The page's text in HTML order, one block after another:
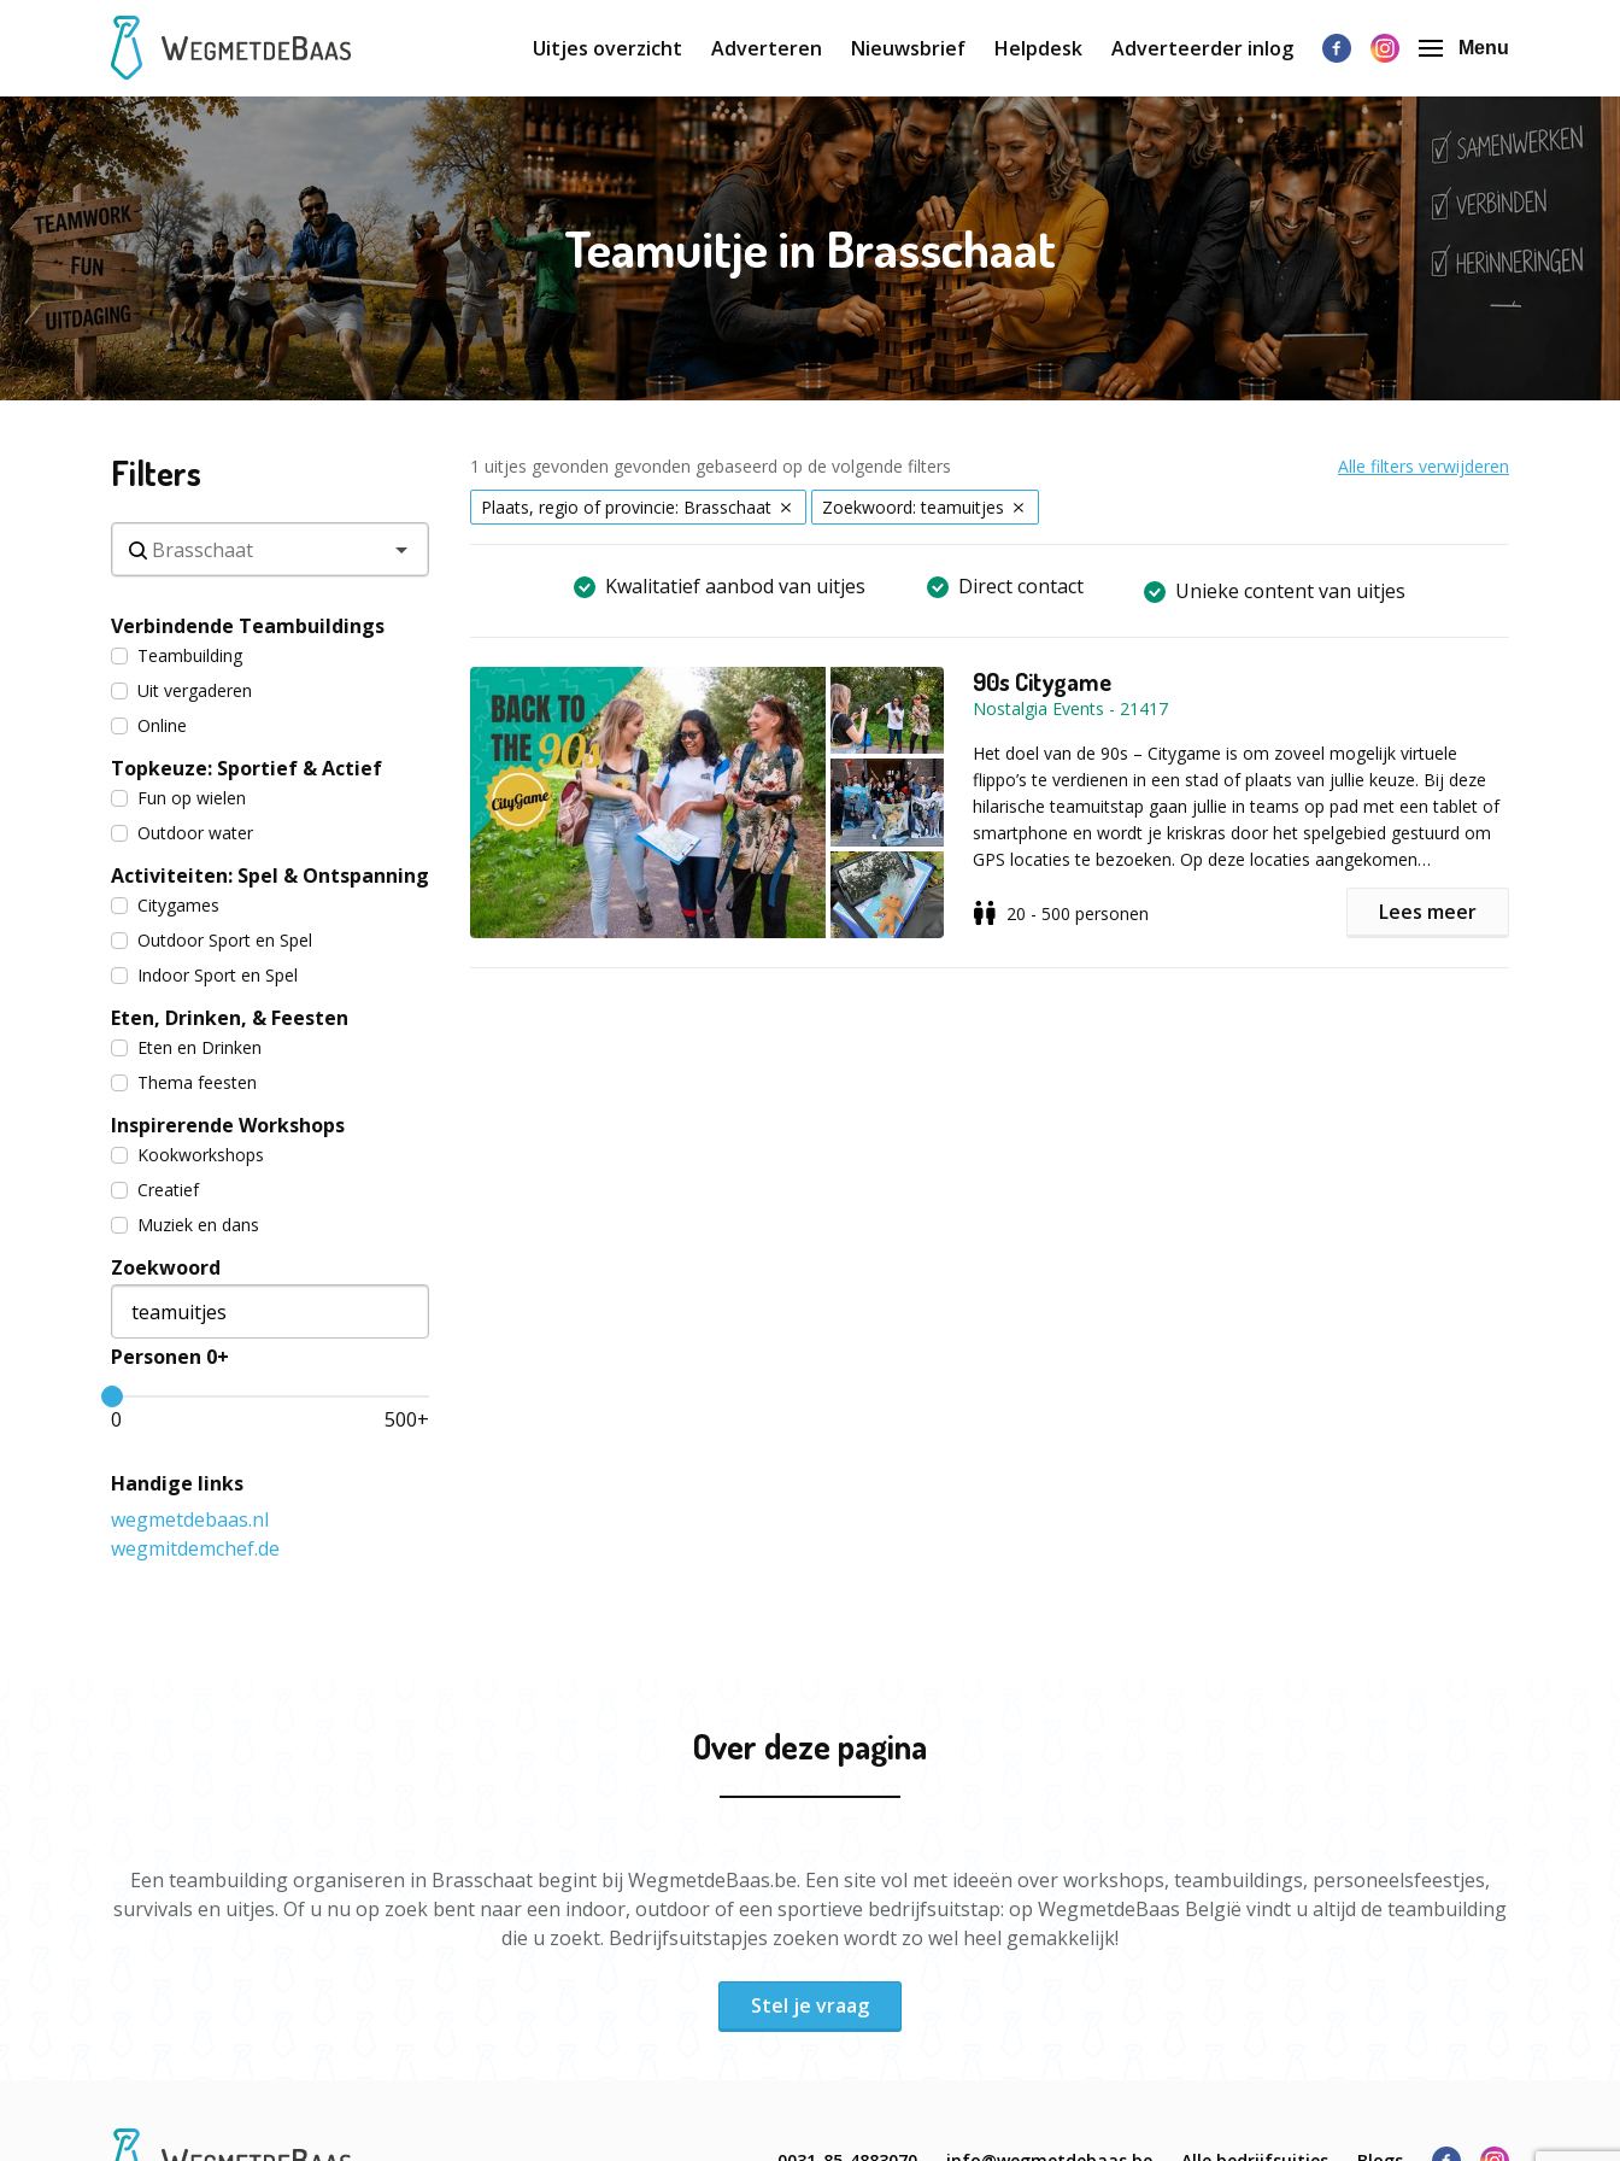
Uitjes overzicht Adverteren Nieuwsbrief Helpdesk Adverteerder inlog Menu
Teamuitje in Brasschaat
Filters
Verbindende Teambuildings
Teambuilding
Uit vergaderen
Online
Topkeuze: Sportief & Actief
Fun op wielen
Outdoor water
Activiteiten: Spel & Ontspanning
Citygames
Outdoor Sport en Spel
Indoor Sport en Spel
Eten, Drinken, & Feesten
Eten en Drinken
Thema feesten
Inspirerende Workshops
Kookworkshops
Creatief
Muziek en dans
Zoekwoord
Personen 0+
0 500+
Handige links
wegmetdebaas.nl
wegmitdemchef.de
1 uitjes gevonden gevonden gebaseerd op de volgende filters
Alle filters verwijderen
Plaats, regio of provincie: Brasschaat
Zoekwoord: teamuitjes
Kwalitatief aanbod van uitjes Direct contact Unieke content van uitjes
90s Citygame
Nostalgia Events - 21417
Het doel van de 90s – Citygame is om zoveel mogelijk virtuele
flippo’s te verdienen in een stad of plaats van jullie keuze. Bij deze
hilarische teamuitstap gaan jullie in teams op pad met een tablet of
smartphone en wordt je kriskras door het spelgebied gestuurd om
GPS locaties te bezoeken. Op deze locaties aangekomen
aankomt op kennis over de jaren 90, creativiteit en hier en daar ook
20 - 500 personen Lees meer
Over deze pagina
Een teambuilding organiseren in Brasschaat begint bij WegmetdeBaas.be. Een site vol met ideeën over workshops, teambuildings, personeelsfeestjes,
survivals en uitjes. Of u nu op zoek bent naar een indoor, outdoor of een sportieve bedrijfsuitstap: op WegmetdeBaas België vindt u altijd de teambuilding
die u zoekt. Bedrijfsuitstapjes zoeken wordt zo wel heel gemakkelijk!
Stel je vraag